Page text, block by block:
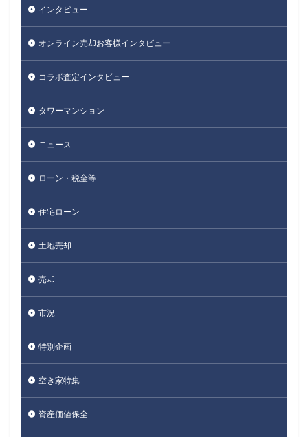
インタビュー
オンライン売却お客様インタビュー
コラボ査定インタビュー
タワーマンション
ニュース
ローン・税金等
住宅ローン
土地売却
売却
市況
特別企画
空き家特集
資産価値保全